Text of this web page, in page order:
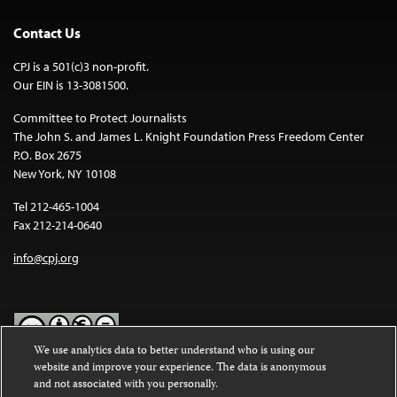
Contact Us
CPJ is a 501(c)3 non-profit.
Our EIN is 13-3081500.
Committee to Protect Journalists
The John S. and James L. Knight Foundation Press Freedom Center
P.O. Box 2675
New York, NY 10108
Tel 212-465-1004
Fax 212-214-0640
info@cpj.org
Except where noted, text on this website is licensed under a
Commons Attribution-NonCommercial-NoDerivatives 4.0
We use analytics data to better understand who is using our
website and improve your experience. The data is anonymous
and not associated with you personally.